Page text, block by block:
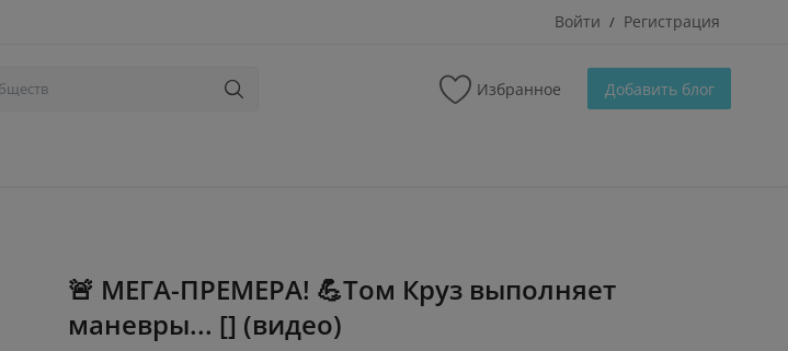
Войти / Регистрация
Избранное Добавить блог
🚨 МЕГА-ПРЕMEPA! 💪Toм Кpyз выполняeт
маневpы... [] (видео)